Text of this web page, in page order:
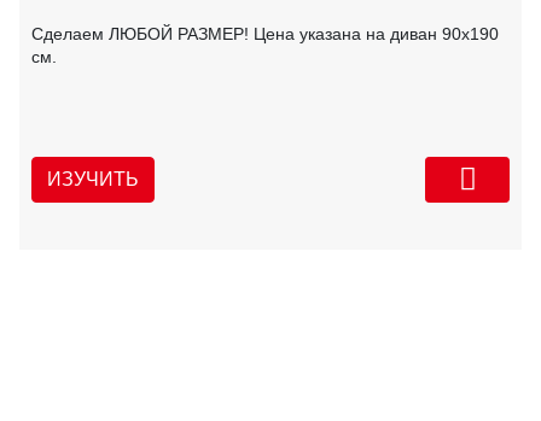
Сделаем ЛЮБОЙ РАЗМЕР! Цена указана на диван 90х190
см.
ИЗУЧИТЬ